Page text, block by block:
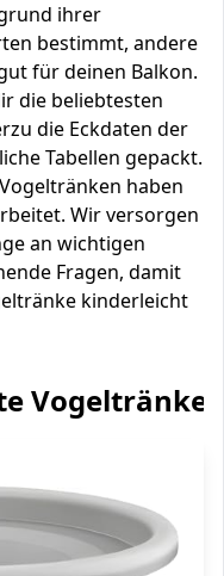
ihrer
bestimmt, andere
für deinen Balkon.
die beliebtesten
die Eckdaten der
Tabellen gepackt.
haben
Wir versorgen
an wichtigen
Fragen, damit
kinderleicht
Vogeltränke